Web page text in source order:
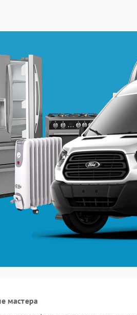
мастера